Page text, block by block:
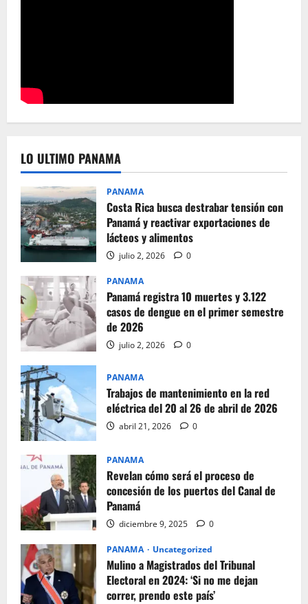
LO ULTIMO PANAMA
PANAMA
Costa Rica busca destrabar tensión con
Panamá y reactivar exportaciones de
lácteos y alimentos
julio 2, 2026 0
PANAMA
Panamá registra 10 muertes y 3.122
casos de dengue en el primer semestre
de 2026
julio 2, 2026 0
PANAMA
Trabajos de mantenimiento en la red
eléctrica del 20 al 26 de abril de 2026
abril 21, 2026 0
PANAMA
Revelan cómo será el proceso de
concesión de los puertos del Canal de
Panamá
diciembre 9, 2025 0
PANAMA Uncategorized
Mulino a Magistrados del Tribunal
Electoral en 2024: ‘Si no me dejan
correr, prendo este país’